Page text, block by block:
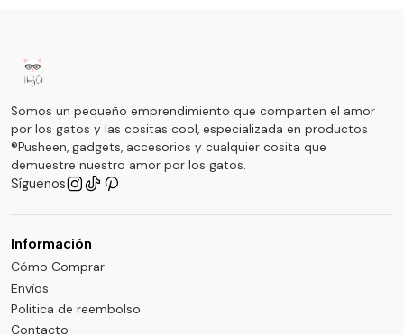
Somos un pequeño emprendimiento que comparten el amor
por los gatos y las cositas cool, especializada en productos
®Pusheen, gadgets, accesorios y cualquier cosita que
demuestre nuestro amor por los gatos.
Síguenos
Información
Cómo Comprar
Envíos
Politica de reembolso
Contacto